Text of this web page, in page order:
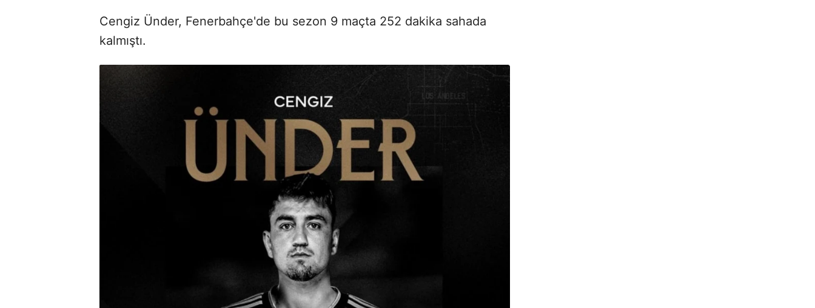
Cengiz Ünder, Fenerbahçe'de bu sezon 9 maçta 252 dakika sahada
kalmıştı.